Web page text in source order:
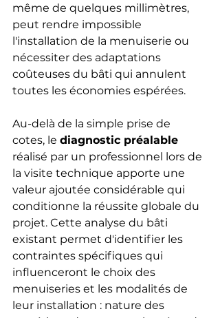
même de quelques millimètres,
peut rendre impossible
l'installation de la menuiserie ou
nécessiter des adaptations
coûteuses du bâti qui annulent
toutes les économies espérées.
Au-delà de la simple prise de
cotes, le diagnostic préalable
réalisé par un professionnel lors de
la visite technique apporte une
valeur ajoutée considérable qui
conditionne la réussite globale du
projet. Cette analyse du bâti
existant permet d'identifier les
contraintes spécifiques qui
influenceront le choix des
menuiseries et les modalités de
leur installation : nature des